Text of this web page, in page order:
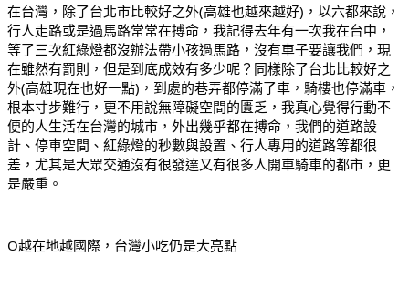
在台灣，除了台北市比較好之外(高雄也越來越好)，以六都來說，
行人走路或是過馬路常常在搏命，我記得去年有一次我在台中，
等了三次紅綠燈都沒辦法帶小孩過馬路，沒有車子要讓我們，現
在雖然有罰則，但是到底成效有多少呢？同樣除了台北比較好之
外(高雄現在也好一點)，到處的巷弄都停滿了車，騎樓也停滿車，
根本寸步難行，更不用說無障礙空間的匱乏，我真心覺得行動不
便的人生活在台灣的城市，外出幾乎都在搏命，我們的道路設
計、停車空間、紅綠燈的秒數與設置、行人專用的道路等都很
差，尤其是大眾交通沒有很發達又有很多人開車騎車的都市，更
是嚴重。
O越在地越國際，台灣小吃仍是大亮點